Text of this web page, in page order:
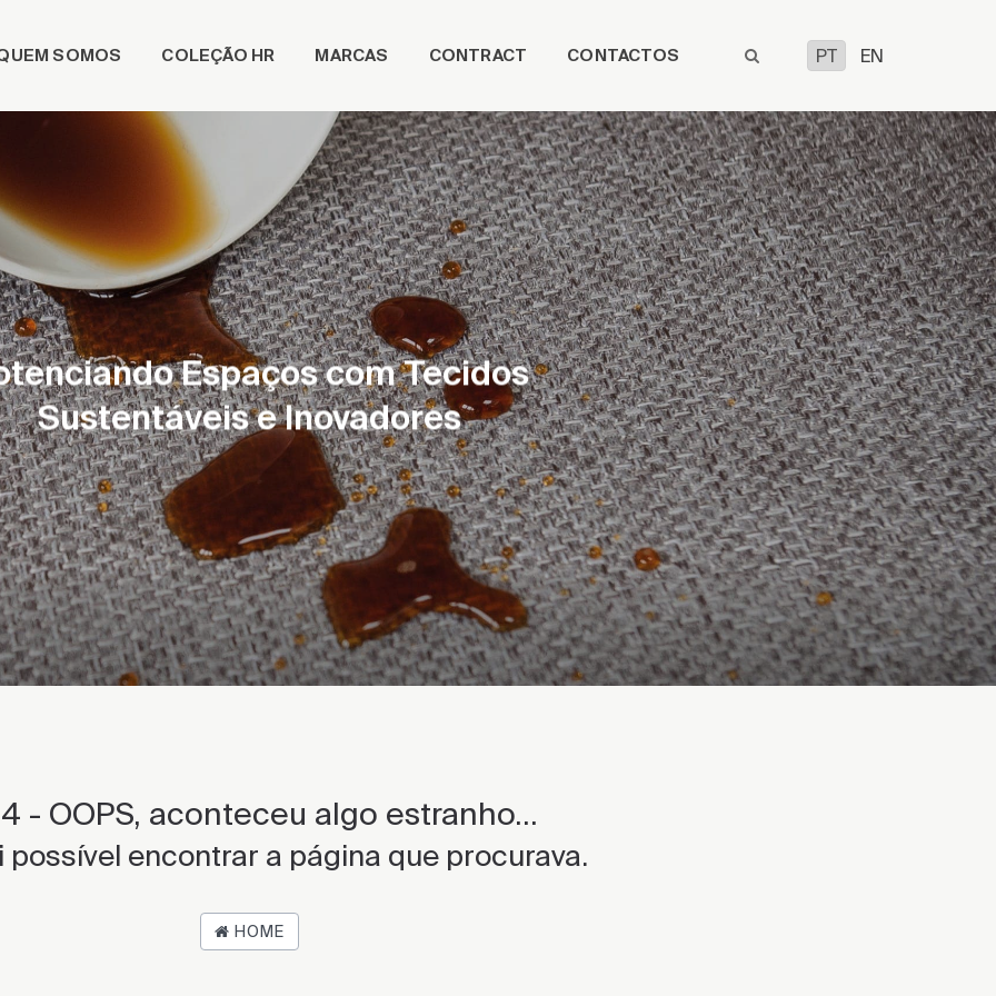
SOMOS COLEÇÃO HR MARCAS CONTRACT CONTACTOS PT EN
Espaços com Tecidos
Sustentáveis e Inovadores
- OOPS, aconteceu algo estranho...
possível encontrar a página que procurava.
HOME